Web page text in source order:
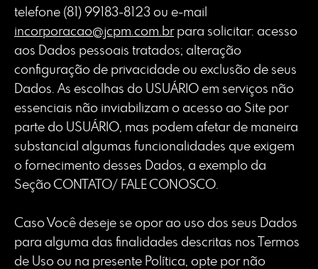
incorporacao@jcpm.com.brpara solicitar: acesso
aos Dados pessoais tratados; alteração
configuração de privacidade ou exclusão de seus
Dados. As escolhas do USUÁRIO em serviços não
essenciais não inviabilizam o acesso ao Site por
parte do USUÁRIO, mas podem afetar de maneira
substancial algumas funcionalidades que exigem
o fornecimento desses Dados, a exemplo da
Seção CONTATO/ FALE CONOSCO.
Caso Você deseje se opor ao uso dos seus Dados
para alguma das finalidades descritas nos Termos
de Uso ou na presente Política, opte por não